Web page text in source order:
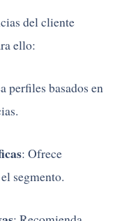
del cliente
ello:
perfiles basados en
: Ofrece
el segmento.